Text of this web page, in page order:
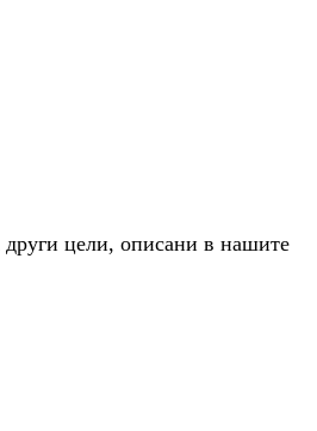
други цели, описани в нашите